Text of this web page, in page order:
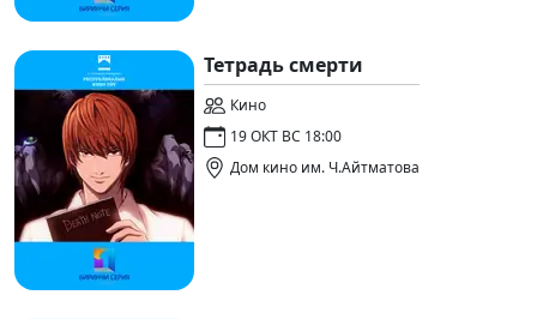
Тетрадь смерти
Кино
19 ОКТ ВС 18:00
Дом кино им. Ч.Айтматова